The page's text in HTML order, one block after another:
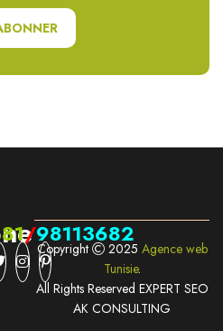
/98113682
Copyright 2025 Agence web
Tunisie.
All Rights Reserved EXPERT SEO
AK CONSULTING